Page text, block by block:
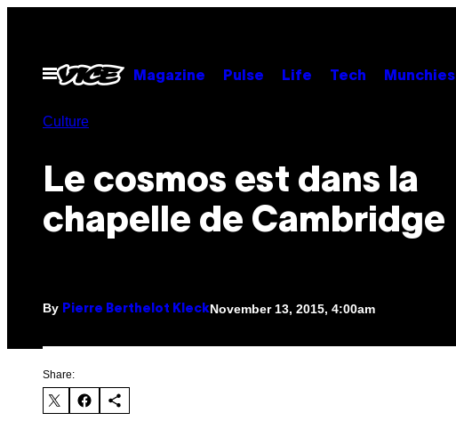
contentOpen
Menu
Magazine Pulse Life Tech Munchies
Culture
Le cosmos est dans la
chapelle de Cambridge
By Pierre Berthelot KleckNovember 13, 2015, 4:00am
Share: